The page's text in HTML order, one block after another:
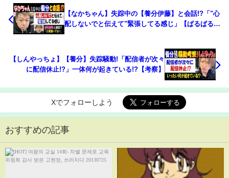
【なかちゃん】失踪中の【養分伊藤】と会話!?「"心
配しないでと伝えて"緊張してる感じ」【ぱるぱる】
【しんやっちょ】【養分】失踪騒動!「配信者が次々
に配信休止!?」一体何が起きている!?【考察】
Xでフォローしよう
おすすめの記事